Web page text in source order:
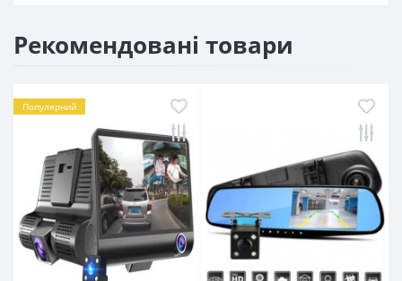
Рекомендовані товари
Популярний